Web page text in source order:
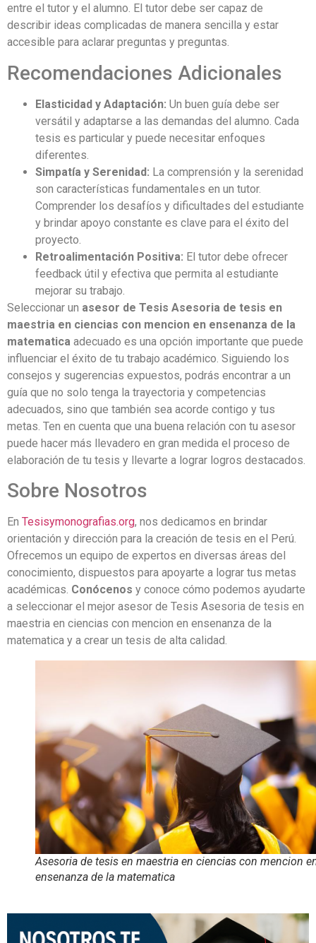
entre el tutor y el alumno. El tutor debe ser capaz de
describir ideas complicadas de manera sencilla y estar
accesible para aclarar preguntas y preguntas.
Recomendaciones Adicionales
Elasticidad y Adaptación: Un buen guía debe ser
versátil y adaptarse a las demandas del alumno. Cada
tesis es particular y puede necesitar enfoques
diferentes.
Simpatía y Serenidad: La comprensión y la serenidad
son características fundamentales en un tutor.
Comprender los desafíos y dificultades del estudiante
y brindar apoyo constante es clave para el éxito del
proyecto.
Retroalimentación Positiva: El tutor debe ofrecer
feedback útil y efectiva que permita al estudiante
mejorar su trabajo.
Seleccionar un asesor de Tesis Asesoria de tesis en
maestria en ciencias con mencion en ensenanza de la
matematica adecuado es una opción importante que puede
influenciar el éxito de tu trabajo académico. Siguiendo los
consejos y sugerencias expuestos, podrás encontrar a un
guía que no solo tenga la trayectoria y competencias
adecuados, sino que también sea acorde contigo y tus
metas. Ten en cuenta que una buena relación con tu asesor
puede hacer más llevadero en gran medida el proceso de
elaboración de tu tesis y llevarte a lograr logros destacados.
Sobre Nosotros
En Tesisymonografias.org, nos dedicamos en brindar
orientación y dirección para la creación de tesis en el Perú.
Ofrecemos un equipo de expertos en diversas áreas del
conocimiento, dispuestos para apoyarte a lograr tus metas
académicas. Conócenos y conoce cómo podemos ayudarte
a seleccionar el mejor asesor de Tesis Asesoria de tesis en
maestria en ciencias con mencion en ensenanza de la
matematica y a crear un tesis de alta calidad.
Asesoria de tesis en maestria en ciencias con mencion
ensenanza de la matematica